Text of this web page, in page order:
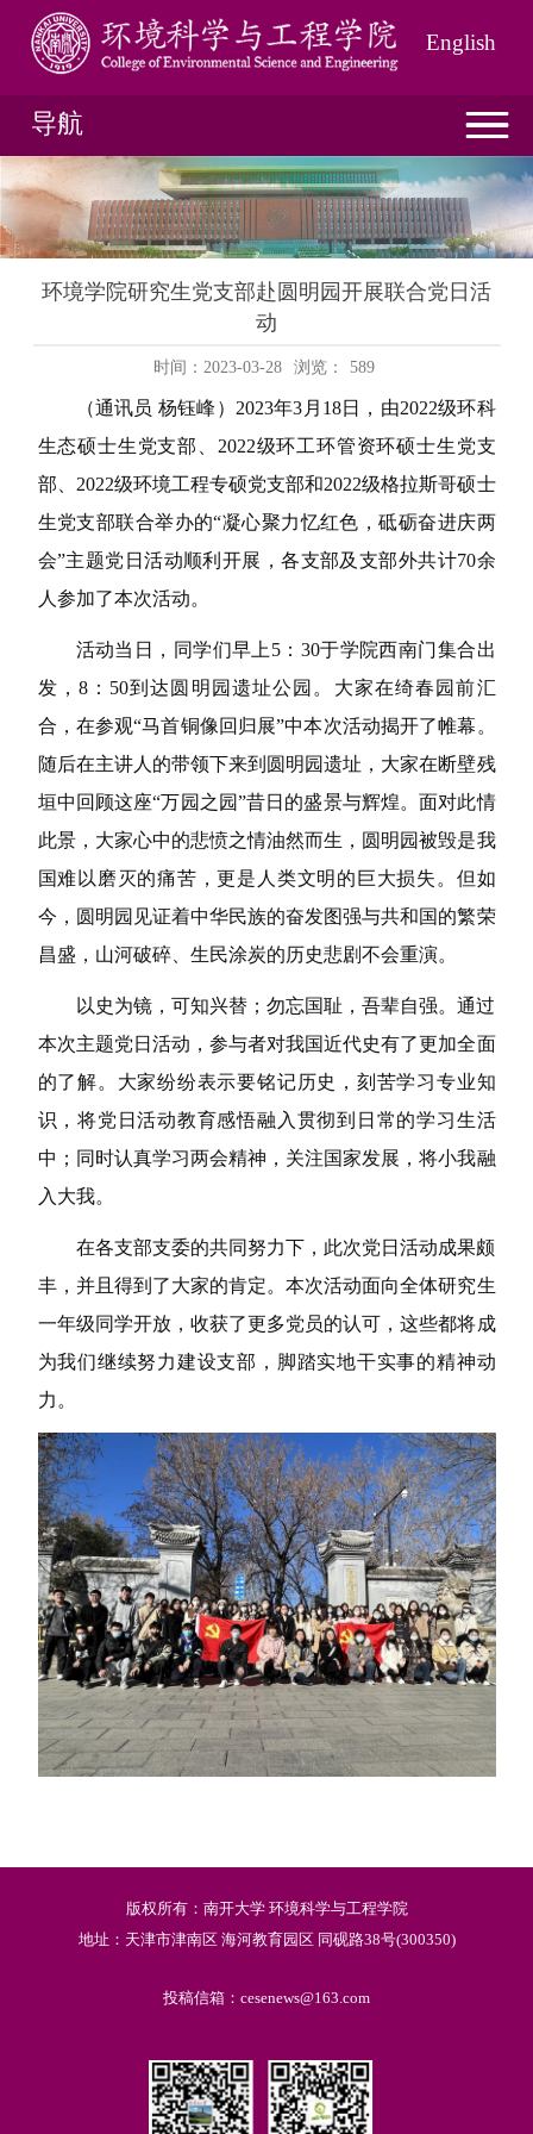
English
导航
环境学院研究生党支部赴圆明园开展联合党日活
动
时间：2023-03-28 浏览： 589
（通讯员 杨钰峰） 2023年3 月 18日，由2022级环科
生态硕士生党支部、 2022级环工环管资环硕士生党支
部、 2022级环境工程专硕党支部和2022级格拉斯哥硕士
生党支部联合举办的“凝心聚力忆红色，砥砺奋进庆两
会”主题党日活动顺利开展，各支部及支部外共计70余
人参加了本次活动。
活动当日，同学们早上 5： 30于学院西南门集合出
发， 8： 50到达圆明园遗址公园。大家在绮春园前汇
合，在参观“马首铜像回归展”中本次活动揭开了帷幕。
随后在主讲人的带领下来到圆明园遗址，大家在断壁残
垣中回顾这座“万园之园”昔日的盛景与辉煌。面对此情
此景，大家心中的悲愤之情油然而生，圆明园被毁是我
国难以磨灭的痛苦，更是人类文明的巨大损失。但如
今，圆明园见证着中华民族的奋发图强与共和国的繁荣
昌盛，山河破碎、生民涂炭的历史悲剧不会重演。
以史为镜，可知兴替；勿忘国耻，吾辈自强。通过
本次主题党日活动，参与者对我国近代史有了更加全面
的了解。大家纷纷表示要铭记历史，刻苦学习专业知
识，将党日活动教育感悟融入贯彻到日常的学习生活
中；同时认真学习两会精神，关注国家发展，将小我融
入大我。
在各支部支委的共同努力下，此次党日活动成果颇
丰，并且得到了大家的肯定。本次活动面向全体研究生
一年级同学开放，收获了更多党员的认可，这些都将成
为我们继续努力建设支部，脚踏实地干实事的精神动
力。
版权所有：南开大学 环境科学与工程学院
地址：天津市津南区 海河教育园区 同砚路38号(300350)
投稿信箱：cesenews@163.com